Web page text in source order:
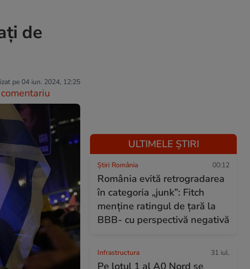
de
pe 04 iun. 2024, 12:25
ULTIMELE ȘTIRI
Știri România 00:12
România evită retrogradarea
în categoria „junk”: Fitch
menține ratingul de țară la
BBB- cu perspectivă negativă
Infrastructura 31 iul.
Pe lotul 1 al A0 Nord se